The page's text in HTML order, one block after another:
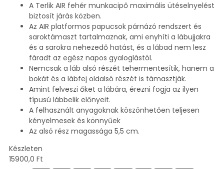
A Terlik AIR fehér munkacipő maximális ütéselnyelést
biztosít járás közben.
Az AIR platformos papucsok párnázó rendszert és
saroktámaszt tartalmaznak, ami enyhíti a lábujjakra
és a sarokra nehezedő hatást, és a lábad nem lesz
fáradt az egész napos gyaloglástól.
Nemcsak a láb alsó részét tehermentesítik, hanem a
bokát és a lábfej oldalsó részét is támasztják.
Amint felveszi őket a lábára, érezni fogja az ilyen
típusú lábbelik előnyeit.
A felhasznált anyagoknak köszönhetően teljesen
kényelmesek és könnyűek
Az alsó rész magassága 5,5 cm.
Készleten
15900,0 Ft